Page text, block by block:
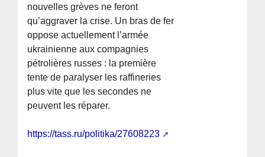
nouvelles grèves ne feront
qu’aggraver la crise. Un bras de fer
oppose actuellement l’armée
ukrainienne aux compagnies
pétrolières russes : la première
tente de paralyser les raffineries
plus vite que les secondes ne
peuvent les réparer.
https://tass.ru/politika/27608223